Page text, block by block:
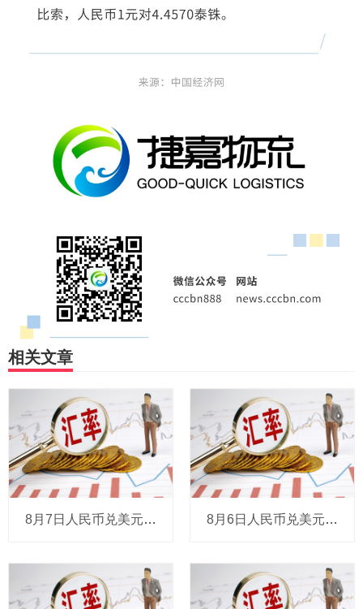
相关文章
8月7日人民币兑美元中间价报6.7904，调贬9个基点 8月6日人民币兑美元中间价报6.7895，下调6个基点